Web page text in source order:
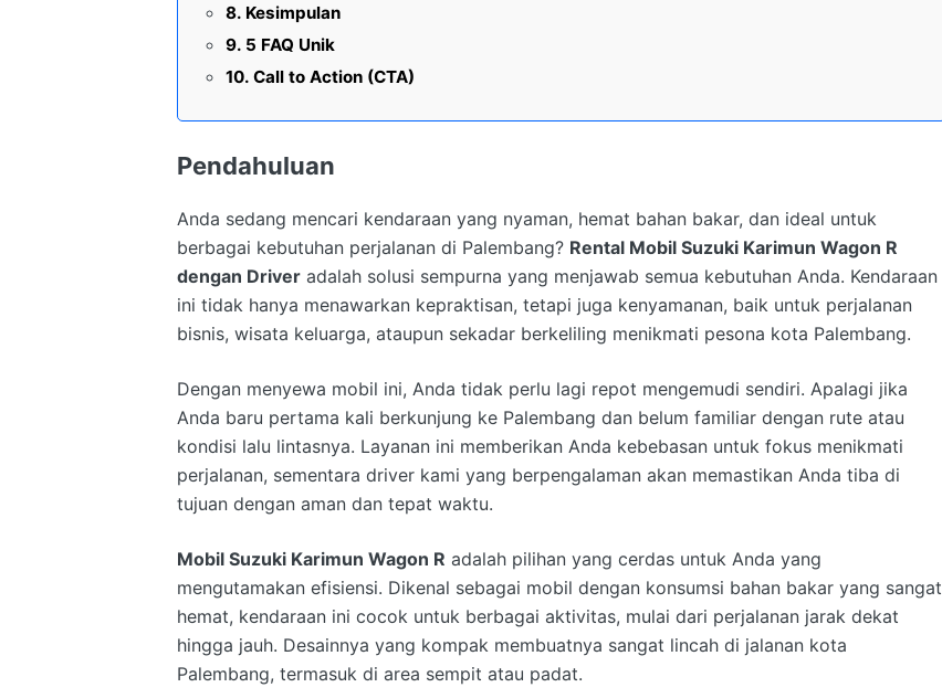
Kesimpulan
5 FAQ Unik
Call to Action (CTA)
Pendahuluan
Anda sedang mencari kendaraan yang nyaman, hemat bahan bakar, dan ideal untuk
berbagai kebutuhan perjalanan di Palembang? Rental Mobil Suzuki Karimun Wagon R
dengan Driver adalah solusi sempurna yang menjawab semua kebutuhan Anda. Kendaraan
ini tidak hanya menawarkan kepraktisan, tetapi juga kenyamanan, baik untuk perjalanan
bisnis, wisata keluarga, ataupun sekadar berkeliling menikmati pesona kota Palembang.
Dengan menyewa mobil ini, Anda tidak perlu lagi repot mengemudi sendiri. Apalagi jika
Anda baru pertama kali berkunjung ke Palembang dan belum familiar dengan rute atau
kondisi lalu lintasnya. Layanan ini memberikan Anda kebebasan untuk fokus menikmati
perjalanan, sementara driver kami yang berpengalaman akan memastikan Anda tiba di
tujuan dengan aman dan tepat waktu.
Mobil Suzuki Karimun Wagon R adalah pilihan yang cerdas untuk Anda yang
mengutamakan efisiensi. Dikenal sebagai mobil dengan konsumsi bahan bakar yang sangat
hemat, kendaraan ini cocok untuk berbagai aktivitas, mulai dari perjalanan jarak dekat
hingga jauh. Desainnya yang kompak membuatnya sangat lincah di jalanan kota
Palembang, termasuk di area sempit atau padat.